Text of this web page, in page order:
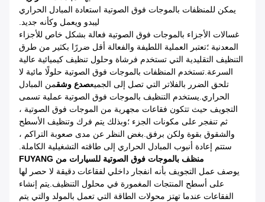
يمكن للمنظفات بالموجات فوق الصوتية استعادة المبادل الحراري
ليبدو ويعمل وكأنه جديد.
غسالات الأجزاء بالموجات فوق الصوتية فعالة بشكل خاص للأجزاء
المعدنية ؛تعتبر العملية اللطيفة والفعالة أقل ضررًا بكثير من طرق
التنظيف التقليدية التي تستخدم فرشاة وحلول تنظيف كيميائية عالية
السرعة.تستخدم المنظفات بالموجات فوق الصوتية حلولًا مائية لا
تلحق الضرر بالفلاتر التي تصل إلى الجميعصدع وشقمن المبادل
الحراري.يستخدم التنظيف بالموجات فوق الصوتية عملية تسمى
التجويف حيث تتكون فقاعات مجهرية من الموجات فوق الصوتية ،
ثم تنفجر على مكونات الجزء ؛وبذلك يتم فرك وتنظيف الأسطح
والشقوق بقوة ولكن برفق.بغض النظر عن مدى صعوبة التراكم ،
ستتم إعادة أنبوب المبادل الحراري إلى طاقته التشغيلية الكاملة.
منظف ​​بالموجات فوق الصوتية للسيارات من FUYANG
يوصف عمل التجويف بأنه انفجار داخلي لفقاعات دقيقة لا حصر لها
على أسطح المنتجات المغمورة في محلول التنظيف.يتم إنشاء
الفقاعات عندما تهتز محولات الطاقة التي تعمل بالمولد والتي يتم